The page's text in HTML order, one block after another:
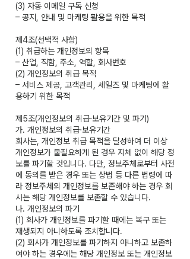
(3) 자동 이메일 구독 신청
– 공지, 안내 및 마케팅 활용을 위한 목적
제4조(선택적 사항)
(1) 취급하는 개인정보의 항목
– 산업, 직함, 주소, 역할, 회사번호
(2) 개인정보의 취급 목적
– 서비스 제공, 고객관리, 세일즈 및 마케팅에 활
용하기 위한 목적
제5조(개인정보의 취급⋅보유기간 및 파기)
가. 개인정보의 취급⋅보유기간
회사는, 개인정보 취급 목적을 달성하여 더 이상
개인정보가 불필요하게 된 경우 지체 없이 해당 정
보를 파기할 것입니다. 다만, 정보주체로부터 사전
에 동의를 받은 경우 또는 상법 등 다른 법령에 따
라 정보주체의 개인정보를 보존해야 하는 경우 회
사는 해당 개인정보를 보존할 수 있습니다.
나. 개인정보의 파기
(1) 회사가 개인정보를 파기할 때에는 복구 또는
재생되지 아니하도록 조치합니다.
(2) 회사가 개인정보를 파기하지 아니하고 보존하
여야 하는 경우에는 해당 개인정보 또는 개인정보